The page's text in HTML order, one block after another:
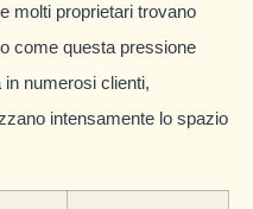
molti proprietari trovano
come questa pressione
numerosi clienti,
intensamente lo spazio